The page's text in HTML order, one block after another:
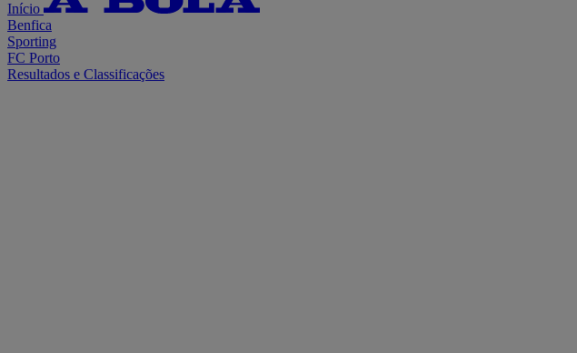
Início
Benfica
Sporting
FC Porto
Resultados e Classificações